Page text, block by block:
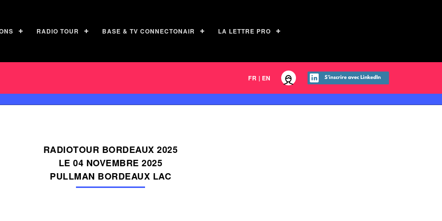
RADIO TOUR BASE & TV CONNECTONAIR LA LETTRE PRO
FR | EN
RADIOTOUR BORDEAUX 2025
LE 04 NOVEMBRE 2025
PULLMAN BORDEAUX LAC